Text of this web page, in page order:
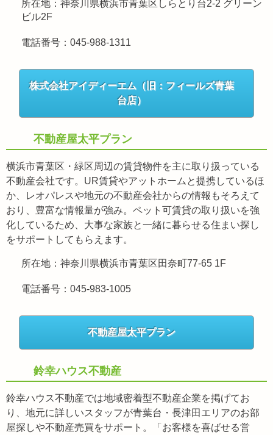
所在地：神奈川県横浜市青葉区しらとり台2-2 グリーン
ビル2F
電話番号：045-988-1311
株式会社アイディーエム（旧：フィールズ青葉
台店）
不動産屋太平プラン
横浜市青葉区・緑区周辺の賃貸物件を主に取り扱っている
不動産会社です。UR賃貸やアットホームと提携しているほ
か、レオパレスや地元の不動産会社からの情報もそろえて
おり、豊富な情報量が強み。ペット可賃貸の取り扱いを強
化しているため、大事な家族と一緒に暮らせる住まい探し
をサポートしてもらえます。
所在地：神奈川県横浜市青葉区田奈町77-65 1F
電話番号：045-983-1005
不動産屋太平プラン
鈴幸ハウス不動産
鈴幸ハウス不動産では地域密着型不動産企業を掲げてお
り、地元に詳しいスタッフが青葉台・長津田エリアのお部
屋探しや不動産売買をサポート。「お客様を喜ばせる営